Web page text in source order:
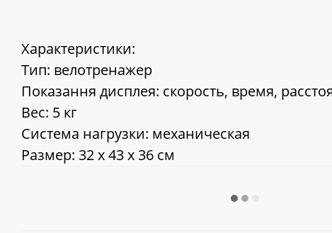
Характеристики:
Тип: велотренажер
Показання дисплея: скорость, время,
Вес: 5 кг
Система нагрузки: механическая
Размер: 32 x 43 x 36 см